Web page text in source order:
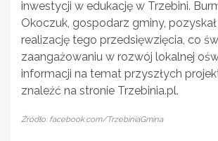
inwestycji w edukację w Trzebini.
Okoczuk, gospodarz gminy,
realizację tego przedsięwzięcia, co
zaangażowaniu w rozwój lokalnej
informacji na temat przyszłych
znaleźć na stronie Trzebinia.pl.
Źródło: facebook.com/TrzebiniaGmina